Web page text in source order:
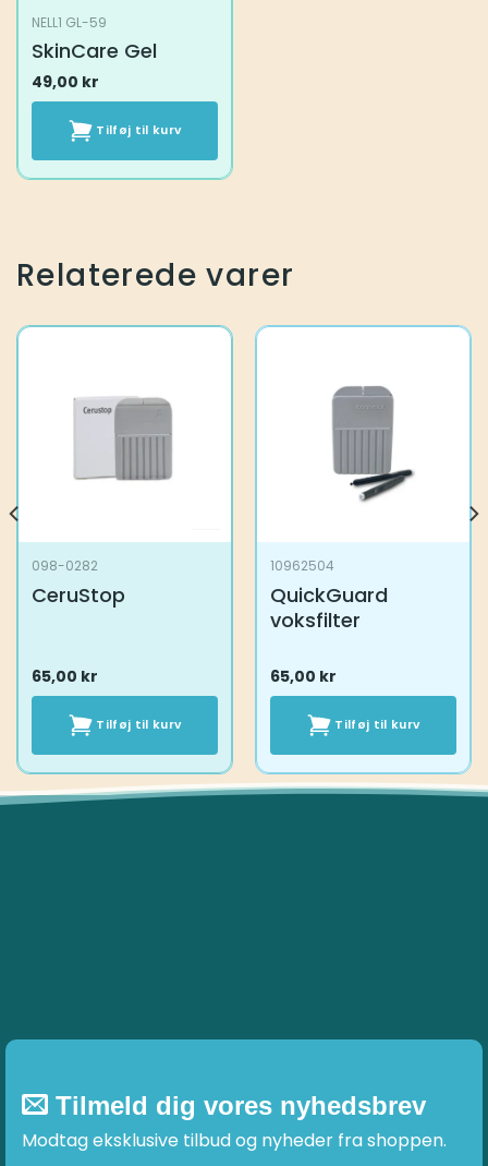
NELL1 GL-59
SkinCare Gel
49,00 kr
Tilføj til kurv
Relaterede varer
098-0282
CeruStop
65,00 kr
Tilføj til kurv
10962504
QuickGuard
voksfilter
65,00 kr
Tilføj til kurv
Tilmeld dig vores nyhedsbrev
Modtag eksklusive tilbud og nyheder fra shoppen.